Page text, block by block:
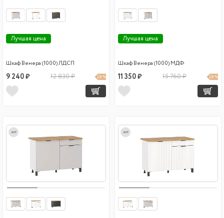
Лучшая цена
Шкаф Венера (1000) ЛДСП
9 240 ₽ 12 830 ₽ 28 %
Лучшая цена
Шкаф Венера (1000) МДФ
11 350 ₽ 15 760 ₽ 28 %
хит хит